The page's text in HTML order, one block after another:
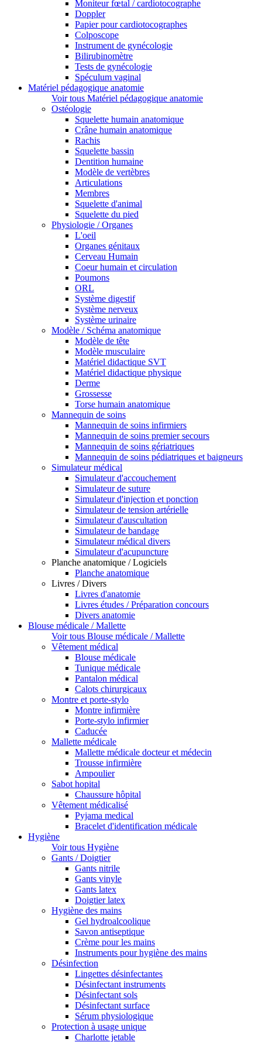
Moniteur fœtal / cardiotocographe
Doppler
Papier pour cardiotocographes
Colposcope
Instrument de gynécologie
Bilirubinomètre
Tests de gynécologie
Spéculum vaginal
Matériel pédagogique anatomie
Voir tous Matériel pédagogique anatomie
Ostéologie
Squelette humain anatomique
Crâne humain anatomique
Rachis
Squelette bassin
Dentition humaine
Modèle de vertèbres
Articulations
Membres
Squelette d'animal
Squelette du pied
Physiologie / Organes
L'oeil
Organes génitaux
Cerveau Humain
Coeur humain et circulation
Poumons
ORL
Système digestif
Système nerveux
Système urinaire
Modèle / Schéma anatomique
Modèle de tête
Modèle musculaire
Matériel didactique SVT
Matériel didactique physique
Derme
Grossesse
Torse humain anatomique
Mannequin de soins
Mannequin de soins infirmiers
Mannequin de soins premier secours
Mannequin de soins gériatriques
Mannequin de soins pédiatriques et baigneurs
Simulateur médical
Simulateur d'accouchement
Simulateur de suture
Simulateur d'injection et ponction
Simulateur de tension artérielle
Simulateur d'auscultation
Simulateur de bandage
Simulateur médical divers
Simulateur d'acupuncture
Planche anatomique / Logiciels
Planche anatomique
Livres / Divers
Livres d'anatomie
Livres études / Préparation concours
Divers anatomie
Blouse médicale / Mallette
Voir tous Blouse médicale / Mallette
Vêtement médical
Blouse médicale
Tunique médicale
Pantalon médical
Calots chirurgicaux
Montre et porte-stylo
Montre infirmière
Porte-stylo infirmier
Caducée
Mallette médicale
Mallette médicale docteur et médecin
Trousse infirmière
Ampoulier
Sabot hopital
Chaussure hôpital
Vêtement médicalisé
Pyjama medical
Bracelet d'identification médicale
Hygiène
Voir tous Hygiène
Gants / Doigtier
Gants nitrile
Gants vinyle
Gants latex
Doigtier latex
Hygiène des mains
Gel hydroalcoolique
Savon antiseptique
Crème pour les mains
Instruments pour hygiène des mains
Désinfection
Lingettes désinfectantes
Désinfectant instruments
Désinfectant sols
Désinfectant surface
Sérum physiologique
Protection à usage unique
Charlotte jetable